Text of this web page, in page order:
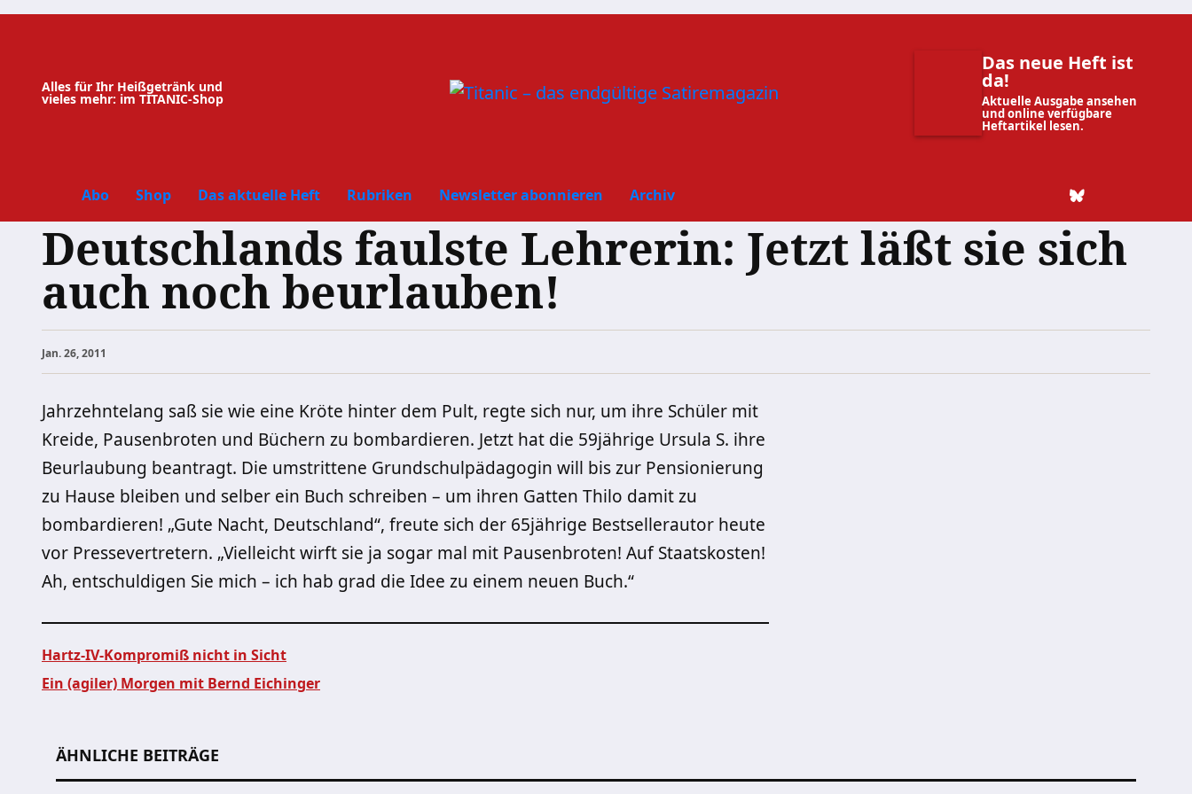
Zum
Alles für Ihr Heißgetränk und
vieles mehr: im TITANIC-Shop
Das neue Heft ist
da!
Aktuelle Ausgabe ansehen
und online verfügbare
Heftartikel lesen.
Abo Shop Das aktuelle Heft Rubriken Newsletter abonnieren Archiv
Deutschlands faulste Lehrerin: Jetzt läßt sie sich
auch noch beurlauben!
Jan. 26, 2011
Jahrzehntelang saß sie wie eine Kröte hinter dem Pult, regte sich nur, um ihre Schüler mit
Kreide, Pausenbroten und Büchern zu bombardieren. Jetzt hat die 59jährige Ursula S. ihre
Beurlaubung beantragt. Die umstrittene Grundschulpädagogin will bis zur Pensionierung
zu Hause bleiben und selber ein Buch schreiben – um ihren Gatten Thilo damit zu
bombardieren! „Gute Nacht, Deutschland“, freute sich der 65jährige Bestsellerautor heute
vor Pressevertretern. „Vielleicht wirft sie ja sogar mal mit Pausenbroten! Auf Staatskosten!
Ah, entschuldigen Sie mich – ich hab grad die Idee zu einem neuen Buch.“
Hartz-IV-Kompromiß nicht in Sicht
Ein (agiler) Morgen mit Bernd Eichinger
ÄHNLICHE BEITRÄGE